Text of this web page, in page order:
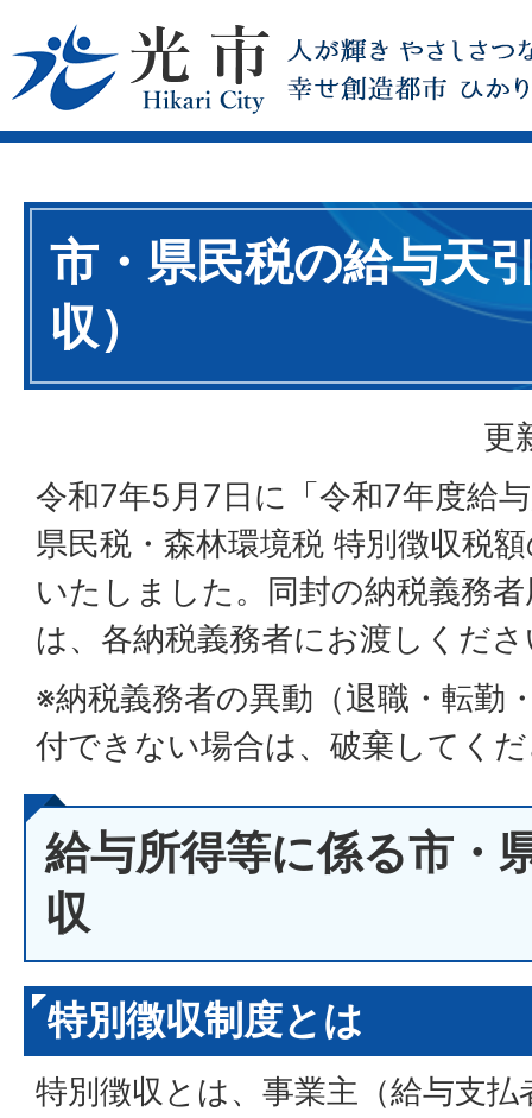
市・県民税の給与天
収）
更
令和7年5月7日に「令和7年度給
県民税・森林環境税 特別徴収税
いたしました。同封の納税義務
は、各納税義務者にお渡しくだ
※納税義務者の異動（退職・転勤
付できない場合は、破棄してく
給与所得等に係る市・
収
特別徴収制度とは
特別徴収とは、事業主（給与支